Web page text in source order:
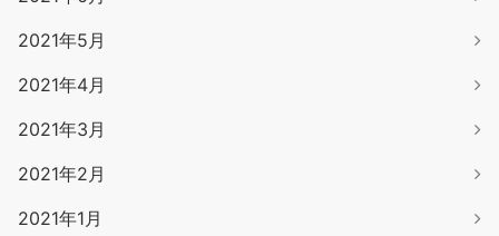
2021年5月
2021年4月
2021年3月
2021年2月
2021年1月